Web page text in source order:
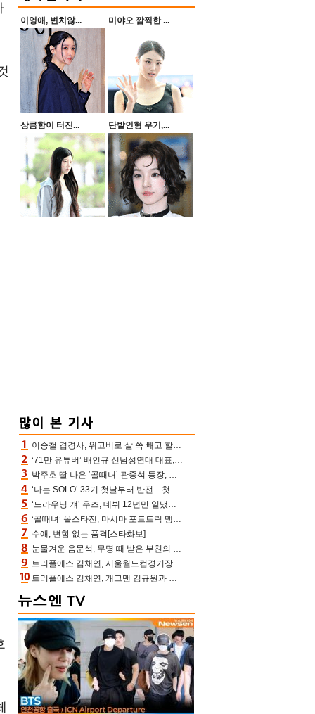
이영애, 변치않... 미야오 깜찍한 ...
상큼함이 터진... 단발인형 우기,...
이승철 겹경사, 위고비로 살 쪽 빼고 할아버지 된다‥마음으로 낳은 딸 임신 자랑(유퀴즈)
‘71만 유튜버’ 배인규 신남성연대 대표, 오늘(5일) 숨진 채 발견…향년 36세
박주호 딸 나은 ‘골때녀’ 관중석 등장, 김민재 복제인간 보고 혼란 [결정적장면]
‘나는 SOLO’ 33기 첫날부터 반전…첫인상 0표 영호, 호감남 급부상
‘드라우닝 걔’ 우즈, 데뷔 12년만 일냈다…체조경기장 입성 확정
‘골때녀’ 올스타전, 마시마 포트트릭 맹추격전 5:4 골 잔치 ‘짜릿’ [어제TV]
수애, 변함 없는 품격[스타화보]
눈물겨운 음문석, 무명 때 받은 부친의 전재산→폐암 父 세상 떠나기 전 여행(유퀴즈)[어제TV]
트리플에스 김채연, 서울월드컵경기장에 뜬 맨시티 여신 [포토엔HD]
트리플에스 김채연, 개그맨 김규원과 함께 프리뷰쇼 진행 [포토엔HD]